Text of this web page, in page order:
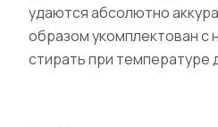
удаются абсолютно
образом укомплектован с
стирать при температуре